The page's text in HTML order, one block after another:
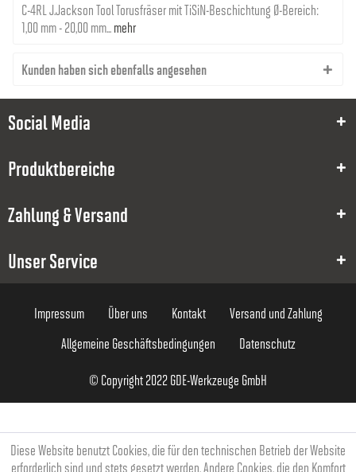
59,37 €
1
C-4RL J.Jackson Tool Torusfräser mit TiSiN-Beschichtung Ø-Bereich:
1,00 mm - 20,00 mm...mehr
Kunden haben sich ebenfalls angesehen
Social Media
Produktbereiche
Zahlung & Versand
Unser Service
Impressum Über uns Kontakt
Versand und Zahlung
Allgemeine Geschäftsbedingungen
Datenschutz
© Copyright 2022 GDE-Werkzeuge GmbH
Diese Website benutzt Cookies, die für den technischen Betrieb der Website
erforderlich sind und stets gesetzt werden. Andere Cookies, die den Komfort